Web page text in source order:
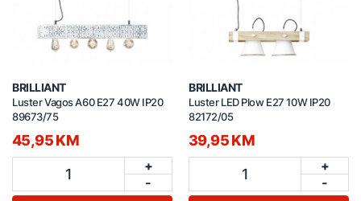
BRILLIANT
Luster Vagos A60 E27 40W IP20
89673/75
45,95 KM
1
+
-
BRILLIANT
Luster LED Plow E27 10W IP20
82172/05
39,95 KM
1
+
-